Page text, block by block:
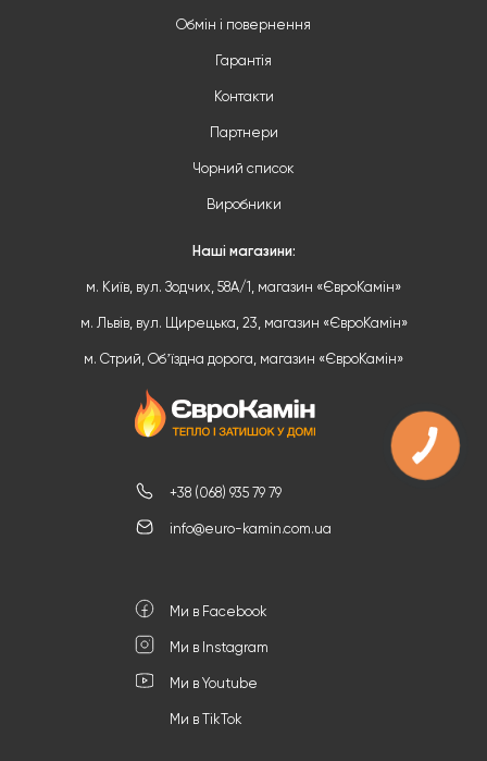
+38 (068) 935 79 79
info@euro-kamin.com.ua
Ми в Facebook
Ми в Instagram
Ми в Youtube
Ми в TikTok
Обмін і повернення
Гарантія
Контакти
Партнери
Чорний список
Виробники
Наші магазини:
м. Київ, вул. Зодчих, 58А/1, магазин «ЄвроКамін»
м. Львів, вул. Щирецька, 23, магазин «ЄвроКамін»
м. Стрий, Обʼїздна дорога, магазин «ЄвроКамін»